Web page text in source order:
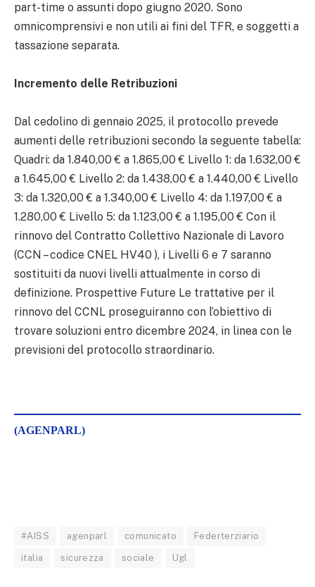
part-time o assunti dopo giugno 2020. Sono
omnicomprensivi e non utili ai fini del TFR, e soggetti a
tassazione separata.
Incremento delle Retribuzioni
Dal cedolino di gennaio 2025, il protocollo prevede
aumenti delle retribuzioni secondo la seguente tabella:
Quadri: da 1.840,00 € a 1.865,00 € Livello 1: da 1.632,00 €
a 1.645,00 € Livello 2: da 1.438,00 € a 1.440,00 € Livello
3: da 1.320,00 € a 1.340,00 € Livello 4: da 1.197,00 € a
1.280,00 € Livello 5: da 1.123,00 € a 1.195,00 € Con il
rinnovo del Contratto Collettivo Nazionale di Lavoro
(CCN – codice CNEL HV40 ), i Livelli 6 e 7 saranno
sostituiti da nuovi livelli attualmente in corso di
definizione. Prospettive Future Le trattative per il
rinnovo del CCNL proseguiranno con l’obiettivo di
trovare soluzioni entro dicembre 2024, in linea con le
previsioni del protocollo straordinario.
(AGENPARL)
#AISS agenparl comunicato Federterziario
italia sicurezza sociale Ugl